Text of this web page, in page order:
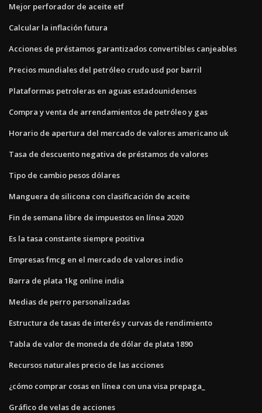
Mejor perforador de aceite etf
Calcular la inflación futura
Acciones de préstamos garantizados convertibles canjeables
Precios mundiales del petróleo crudo usd por barril
Plataformas petroleras en aguas estadounidenses
Compra y venta de arrendamientos de petróleo y gas
Horario de apertura del mercado de valores americano uk
Tasa de descuento negativa de préstamos de valores
Tipo de cambio pesos dólares
Manguera de silicona con clasificación de aceite
Fin de semana libre de impuestos en línea 2020
Es la tasa constante siempre positiva
Empresas fmcg en el mercado de valores indio
Barra de plata 1kg online india
Medias de perro personalizadas
Estructura de tasas de interés y curvas de rendimiento
Tabla de valor de moneda de dólar de plata 1890
Recursos naturales precio de las acciones
¿cómo comprar cosas en línea con una visa prepaga_
Gráfico de velas de acciones